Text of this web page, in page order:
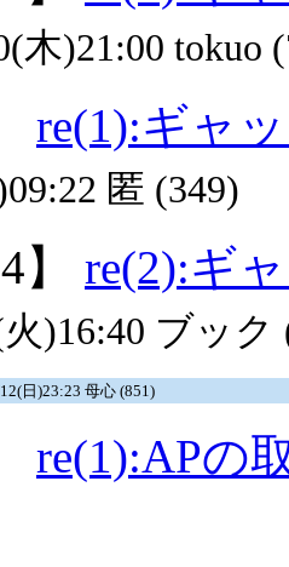
木)21:00 tokuo
re(1):ギャ
匿 (349)
re(2):ギ
)16:40 ブック
日)23:23 母心 (851)
re(1):APの